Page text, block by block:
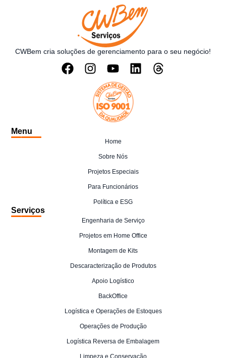
CWBem cria soluções de gerenciamento para o seu negócio!
Menu
Home
Sobre Nós
Projetos Especiais
Para Funcionários
Política e ESG
Serviços
Engenharia de Serviço
Projetos em Home Office
Montagem de Kits
Descaracterização de Produtos
Apoio Logístico
BackOffice
Logística e Operações de Estoques
Operações de Produção
Logística Reversa de Embalagem
Limpeza e Conservação